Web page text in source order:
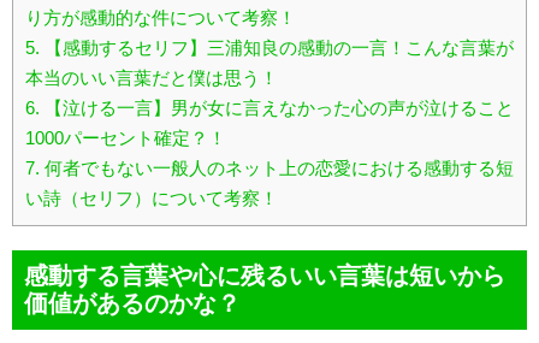
り方が感動的な件について考察！
5. 【感動するセリフ】三浦知良の感動の一言！こんな言葉が
本当のいい言葉だと僕は思う！
6. 【泣ける一言】男が女に言えなかった心の声が泣けること
1000パーセント確定？！
7. 何者でもない一般人のネット上の恋愛における感動する短
い詩（セリフ）について考察！
感動する言葉や心に残るいい言葉は短いから
価値があるのかな？